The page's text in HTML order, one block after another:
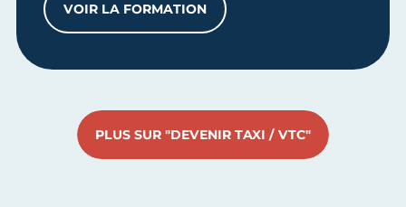
VOIR LA FORMATIONACTUALISATION DES CONNAISSANCES
PLUS SUR "DEVENIR TAXI / VTC"